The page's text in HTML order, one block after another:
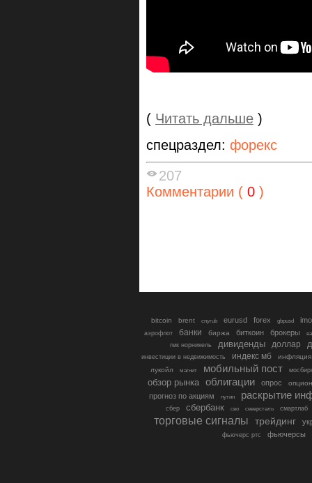
( Читать дальше )
спецраздел: форекс
207
Комментарии ( 0 )
bitcoin brent cnyrub eurusd forex gbpusd
аэрофлот банки биржа биткоин брокеры
гмк норникель
дивиденды доллар
инвестиции в недвижимость индекс мб
инфляция
лукойл
магнит мобильный пост
обзор рынка облигации опрос
прогноз по акциям путин раскрытие
сбер сбербанк сво северсталь смартлаб
торговые сигналы трейдинг
фьючерс ртс фьючерсы